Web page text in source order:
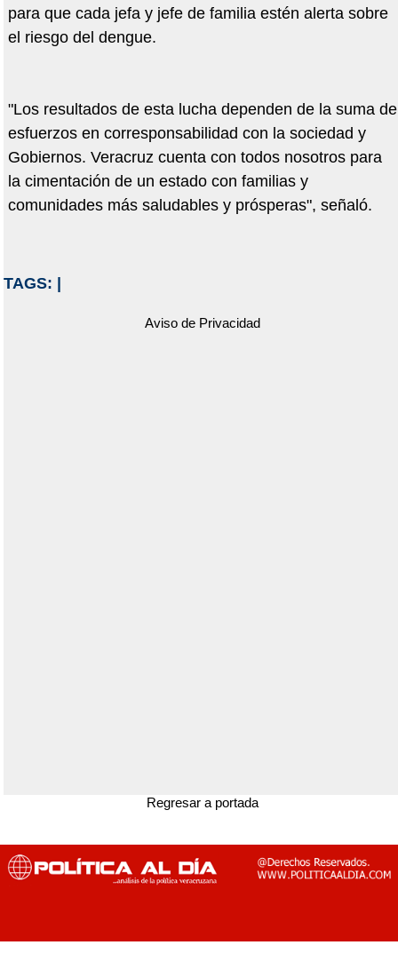
para que cada jefa y jefe de familia estén alerta sobre
el riesgo del dengue.
"Los resultados de esta lucha dependen de la suma de
esfuerzos en corresponsabilidad con la sociedad y
Gobiernos. Veracruz cuenta con todos nosotros para
la cimentación de un estado con familias y
comunidades más saludables y prósperas", señaló.
TAGS:
Aviso de Privacidad
Regresar a portada